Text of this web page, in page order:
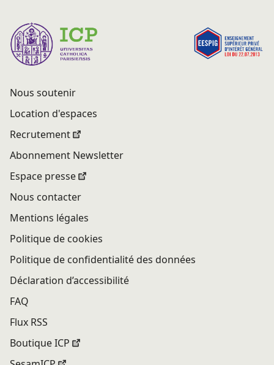
Nous soutenir
Location d'espaces
Recrutement
Abonnement Newsletter
Espace presse
Nous contacter
Mentions légales
Politique de cookies
Politique de confidentialité des données
Déclaration d’accessibilité
FAQ
Flux RSS
Boutique ICP